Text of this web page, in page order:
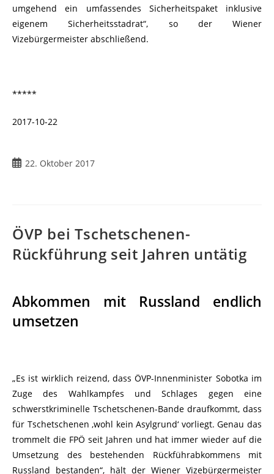
umgehend ein umfassendes Sicherheitspaket inklusive
eigenem Sicherheitsstadrat“, so der Wiener
Vizebürgermeister abschließend.
*****
2017-10-22
22. Oktober 2017
ÖVP bei Tschetschenen-
Rückführung seit Jahren untätig
Abkommen mit Russland endlich
umsetzen
„Es ist wirklich reizend, dass ÖVP-Innenminister Sobotka im
Zuge des Wahlkampfes und Schlages gegen eine
schwerstkriminelle Tschetschenen-Bande draufkommt, dass
für Tschetschenen ‚wohl kein Asylgrund‘ vorliegt. Genau das
trommelt die FPÖ seit Jahren und hat immer wieder auf die
Umsetzung des bestehenden Rückführabkommens mit
Russland bestanden“, hält der Wiener Vizebürgermeister